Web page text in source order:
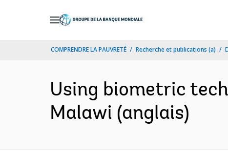
COMPRENDRE LA PAUVRETÉ Recherche et publications (a)
Using biometric
Malawi (anglais)